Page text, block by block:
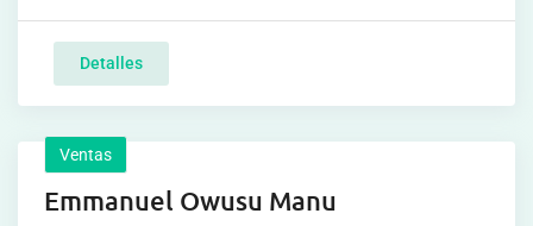
Detalles
Ventas
Emmanuel Owusu Manu